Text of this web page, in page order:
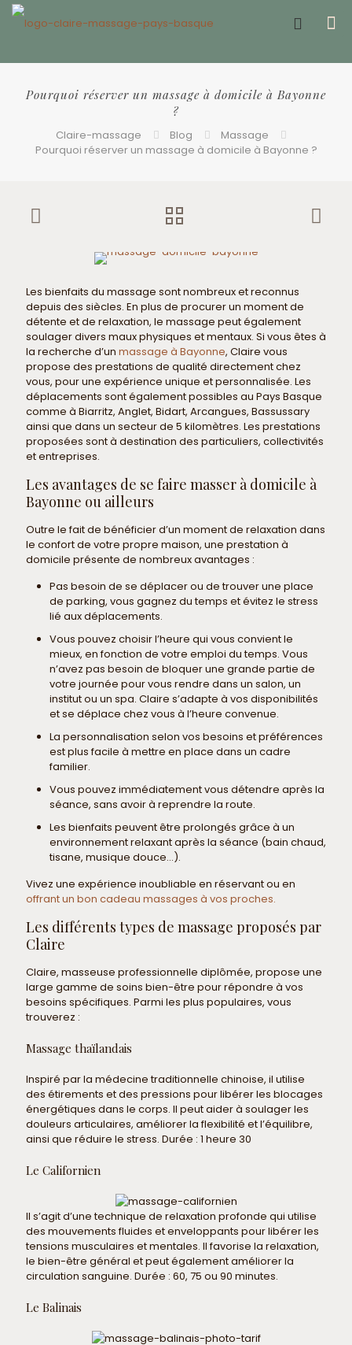
Pourquoi réserver un massage à domicile à Bayonne
?
Claire-massage Blog
Massage
Pourquoi réserver un massage à domicile à Bayonne ?
Les bienfaits du massage sont nombreux et reconnus
depuis des siècles. En plus de procurer un moment de
détente et de relaxation, le massage peut également
soulager divers maux physiques et mentaux. Si vous êtes à
la recherche d’un massage à Bayonne, Claire vous
propose des prestations de qualité directement chez
vous, pour une expérience unique et personnalisée. Les
déplacements sont également possibles au Pays Basque
comme à Biarritz, Anglet, Bidart, Arcangues, Bassussary
ainsi que dans un secteur de 5 kilomètres. Les prestations
proposées sont à destination des particuliers, collectivités
et entreprises.
Les avantages de se faire masser à domicile à
Bayonne ou ailleurs
Outre le fait de bénéficier d’un moment de relaxation dans
le confort de votre propre maison, une prestation à
domicile présente de nombreux avantages :
Pas besoin de se déplacer ou de trouver une place
de parking, vous gagnez du temps et évitez le stress
lié aux déplacements.
Vous pouvez choisir l’heure qui vous convient le
mieux, en fonction de votre emploi du temps. Vous
n’avez pas besoin de bloquer une grande partie de
votre journée pour vous rendre dans un salon, un
institut ou un spa. Claire s’adapte à vos disponibilités
et se déplace chez vous à l’heure convenue.
La personnalisation selon vos besoins et préférences
est plus facile à mettre en place dans un cadre
familier.
Vous pouvez immédiatement vous détendre après la
séance, sans avoir à reprendre la route.
Les bienfaits peuvent être prolongés grâce à un
environnement relaxant après la séance (bain chaud,
tisane, musique douce…).
Vivez une expérience inoubliable en réservant ou en
offrant un bon cadeau massages à vos proches.
Les différents types de massage proposés par
Claire
Claire, masseuse professionnelle diplômée, propose une
large gamme de soins bien-être pour répondre à vos
besoins spécifiques. Parmi les plus populaires, vous
trouverez :
Massage thaïlandais
Inspiré par la médecine traditionnelle chinoise, il utilise
des étirements et des pressions pour libérer les blocages
énergétiques dans le corps. Il peut aider à soulager les
douleurs articulaires, améliorer la flexibilité et l’équilibre,
ainsi que réduire le stress. Durée : 1 heure 30
Le Californien
Il s’agit d’une technique de relaxation profonde qui utilise
des mouvements fluides et enveloppants pour libérer les
tensions musculaires et mentales. Il favorise la relaxation,
le bien-être général et peut également améliorer la
circulation sanguine. Durée : 60, 75 ou 90 minutes.
Le Balinais
Offrir un bon cadeau ❤️